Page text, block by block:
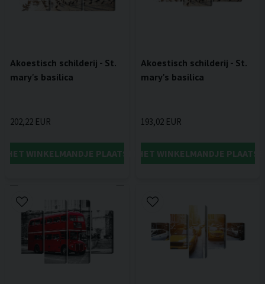
Akoestisch schilderij - St.
mary's basilica
202,22 EUR
HET WINKELMANDJE PLAATSEN
Akoestisch schilderij - St.
mary's basilica
193,02 EUR
IN HET WINKELMANDJE